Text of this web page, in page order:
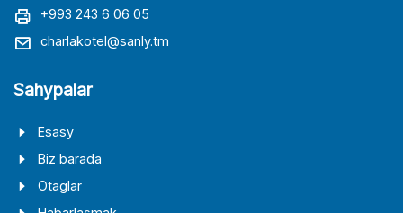
+993 243 6 06 05
charlakotel@sanly.tm
Sahypalar
Esasy
Biz barada
Otaglar